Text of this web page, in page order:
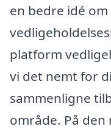
en bedre idé
platform
vi det nemt for
sammenligne
område. På den